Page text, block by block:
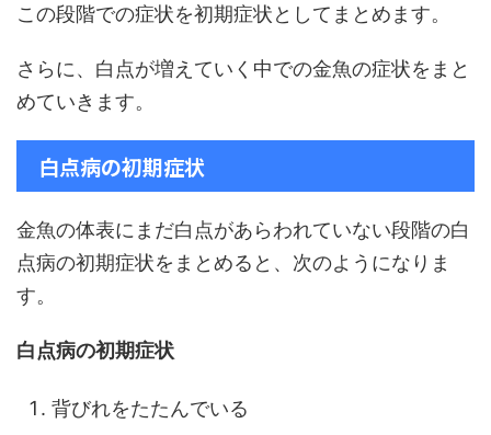
この段階での症状を初期症状としてまとめます。
さらに、白点が増えていく中での金魚の症状をまと
めていきます。
白点病の初期症状
金魚の体表にまだ白点があらわれていない段階の白
点病の初期症状をまとめると、次のようになりま
す。
白点病の初期症状
背びれをたたんでいる